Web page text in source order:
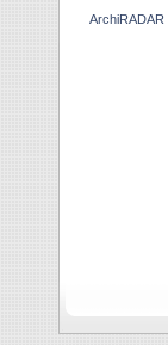
ArchiRADAR